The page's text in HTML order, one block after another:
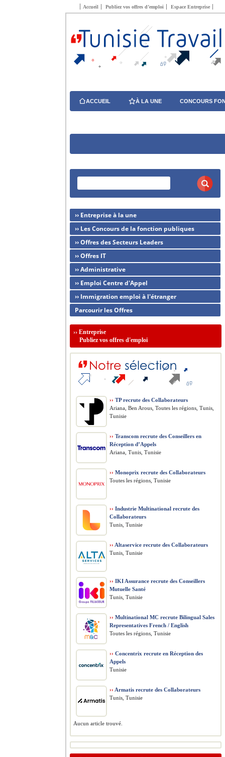
Accueil Publiez vos offres d’emploi Espace Entreprise
ACCUEIL À LA UNE CONCOURS
›› Entreprise à la une
›› Les Concours de la fonction publiques
›› Offres des Secteurs Leaders
›› Offres IT
›› Administrative
›› Emploi Centre d'Appel
›› Immigration emploi à l'étranger
Parcourir les Offres
›› Entreprise
Publiez vos offres d'emploi
›› TP recrute des Collaborateurs
Ariana, Ben Arous, Toutes les régions, Tunis,
Tunisie
›› Transcom recrute des Conseillers en
Réception d’Appels
Ariana, Tunis, Tunisie
›› Monoprix recrute des Collaborateurs
Toutes les régions, Tunisie
›› Industrie Multinational recrute des
Collaborateurs
Tunis, Tunisie
›› Altaservice recrute des Collaborateurs
Tunis, Tunisie
›› IKI Assurance recrute des Conseillers
Mutuelle Santé
Tunis, Tunisie
›› Multinational MC recrute Bilingual Sales
Representatives French / English
Toutes les régions, Tunisie
›› Concentrix recrute en Réception des
Appels
Tunisie
›› Armatis recrute des Collaborateurs
Tunis, Tunisie
Aucun article trouvé.